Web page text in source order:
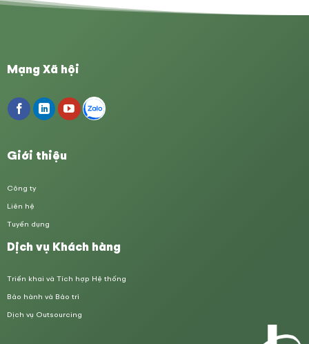
Mạng Xã hội
Giới thiệu
Công ty
Liên hệ
Tuyển dụng
Dịch vụ Khách hàng
Triển khai và Tích hợp Hệ thống
Bảo hành và Bảo trì
Dịch vụ Outsourcing